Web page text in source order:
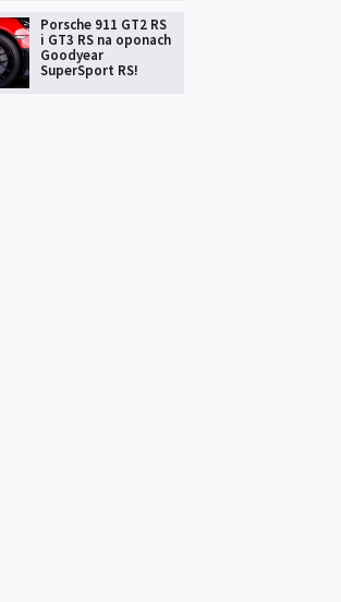
Porsche 911 GT2 RS
i GT3 RS na oponach
Goodyear
SuperSport RS!